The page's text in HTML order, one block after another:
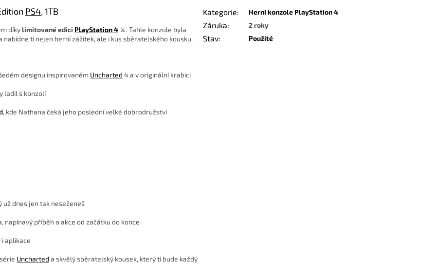
PS4, 1TB
díkylimitované edici PlayStation 4 ⚔️. Tahle konzole byla
nabídne ti nejen herní zážitek, ale i kus sběratelského kousku.
designu inspirovaném Uncharted 4 a v originální krabici
ladil s konzolí
, kde Nathana čeká jeho poslední velké dobrodružství
už dnes jen tak neseženeš
napínavý příběh a akce od začátku do konce
aplikace
Uncharted a skvělý sběratelský kousek, který ti bude každý
Kategorie: Herní konzole PlayStation 4
Záruka: 2 roky
Stav: Použité